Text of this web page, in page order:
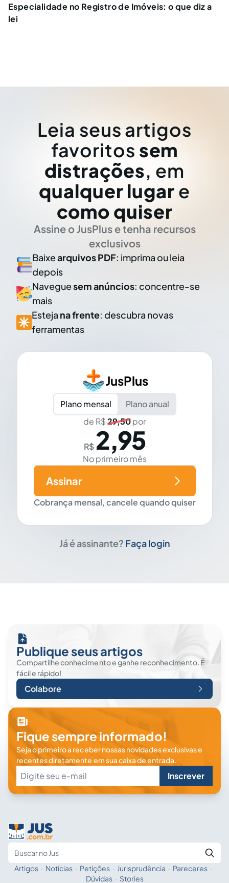
Especialidade no Registro de Imóveis: o que diz a
lei
Leia seus artigos
favoritos sem
distrações, em
qualquer lugar e
como quiser
Assine o JusPlus e tenha recursos
exclusivos
Baixearquivos PDF: imprima ou leia
depois
Naveguesem anúncios: concentre-se
mais
Esteja na frente: descubra novas
ferramentas
JusPlus
Plano mensal
Plano anual
de R$29,50por
R$ 2,95
No primeiro mês
Cobrança mensal, cancele quando quiser
Assinar
Já é assinante? Faça login
Publique seus artigos
Compartilhe conhecimento e ganhe reconhecimento. É
fácil e rápido!
Colabore
Fique sempre informado!
Seja o primeiro a receber nossas novidades exclusivas e
recentes diretamente em sua caixa de entrada.
Inscrever
Fale com a IA
Artigos · Notícias · Petições · Jurisprudência · Pareceres ·
Dúvidas · Stories